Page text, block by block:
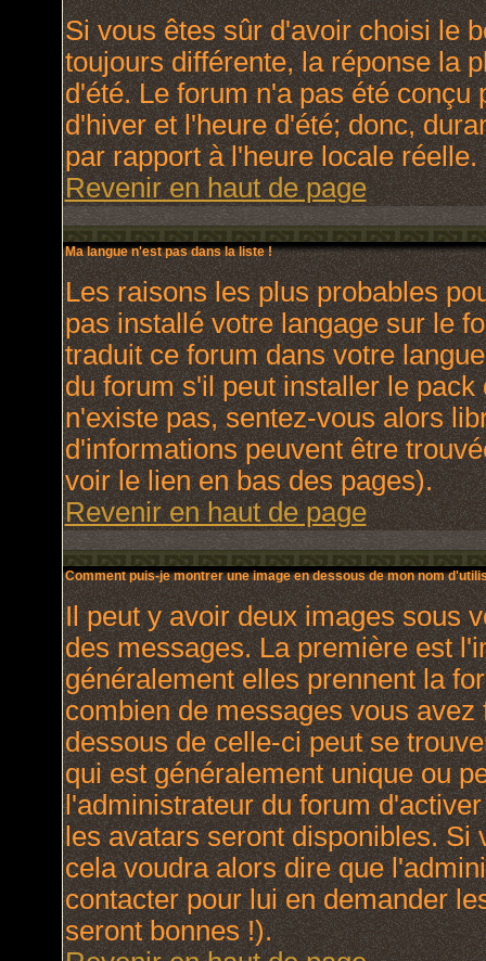
Si vous êtes sûr d'avoir choisi le
toujours différente, la réponse la
d'été. Le forum n'a pas été
d'hiver et l'heure d'été; donc,
par rapport à l'heure locale réelle.
Revenir en haut de page
Ma langue n'est pas dans la liste !
Les raisons les plus probables
pas installé votre langage sur le
traduit ce forum dans votre
du forum s'il peut installer le
n'existe pas, sentez-vous alors
d'informations peuvent être
voir le lien en bas des pages).
Revenir en haut de page
Comment puis-je montrer une image en dessous de mon nom
Il peut y avoir deux images sous
des messages. La première est
généralement elles prennent la
combien de messages vous
dessous de celle-ci peut se
qui est généralement unique ou
l'administrateur du forum
les avatars seront disponibles. Si
cela voudra alors dire que
contacter pour lui en demander
seront bonnes !).